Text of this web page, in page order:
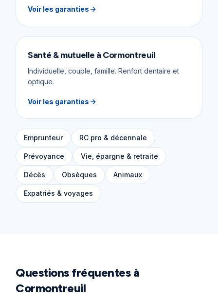
Voir les garanties
Santé & mutuelle àCormontreuil
Individuelle, couple, famille. Renfort dentaire et
optique.
Voir les garanties
Emprunteur RC pro & décennale
Prévoyance Vie, épargne & retraite
Décès Obsèques Animaux
Expatriés & voyages
Questions fréquentes à
Cormontreuil